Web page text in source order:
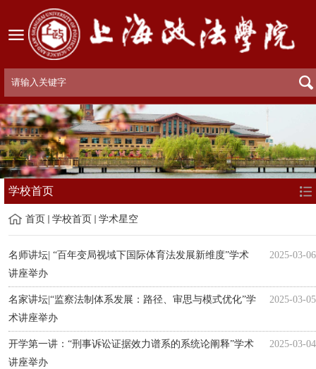
学校首页
首页 学校首页 学术星空
名师讲坛| “百年变局视域下国际体育法发展新维度”学术
讲座举办
2025-03-06
名家讲坛|“监察法制体系发展：路径、审思与模式优化”学
术讲座举办
2025-03-05
开学第一讲：“刑事诉讼证据效力谱系的系统论阐释”学术
讲座举办
2025-03-04